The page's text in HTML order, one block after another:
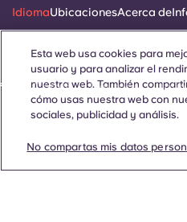
IdiomaUbicacionesAcerca de
Català Deutsch
Esta web usa cookies para
usuario y para analizar el
nuestra web. También
cómo usas nuestra web con
sociales, publicidad y análisis.
No compartas mis datos